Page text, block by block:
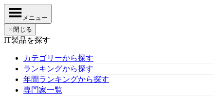
メニュー
✕ 閉じる
IT製品を探す
カテゴリーから探す
ランキングから探す
年間ランキングから探す
専門家一覧